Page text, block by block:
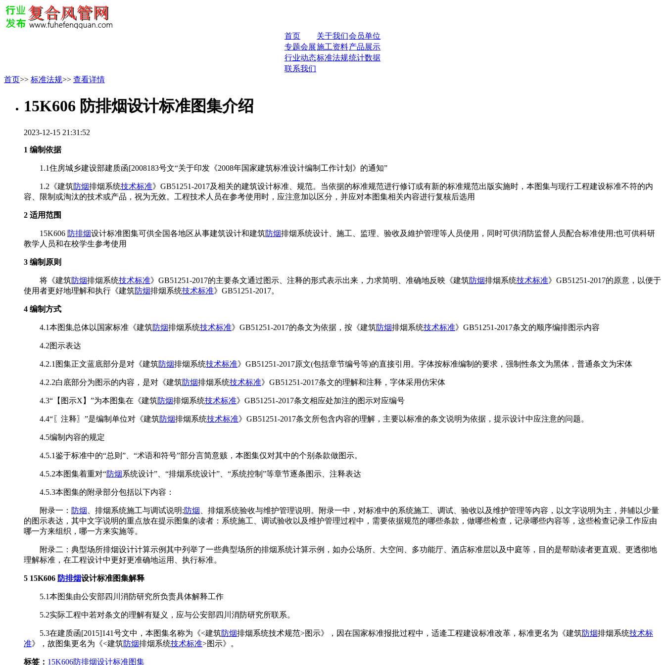
首页 关于我们会员单位
专题会展施工资料产品展示
行业动态标准法规统计数据
联系我们
首页>> 标准法规>> 查看详情
15K606 防排烟设计标准图集介绍
2023-12-15 21:31:52
1 编制依据
1.1住房城乡建设部建质函[2008183号文“关于印发《2008年国家建筑标准设计编制工作计划》的通知”
1.2《建筑防烟排烟系统技术标准》GB51251-2017及相关的建筑设计标准、规范。当依据的标准规范进行修订或有新的标准规范出版实施时，本图集与现行工程建设标准不符的内
容、限制或淘汰的技术或产品，祝为无效。工程技术人员在参考使用时，应注意加以区分，并应对本图集相关内容进行复核后选用
2 适用范围
15K606 防排烟设计标准图集可供全国各地区从事建筑设计和建筑防烟排烟系统设计、施工、监理、验收及維护管理等人员使用，同时可供消防监督人员配合标准使用;也可供科研
教学人员和在校学生参考使用
3 编制原则
将《建筑防烟排烟系统技术标准》GB51251-2017的主要条文通过图示、注释的形式表示出来，力求简明、准确地反映《建筑防烟排烟系统技术标准》GB51251-2017的原意，以便于
使用者更好地理解和执行《建筑防烟排烟系统技术标准》GB51251-2017。
4 编制方式
4.1本图集总体以国家标准《建筑防烟排烟系统技术标准》GB51251-2017的条文为依据，按《建筑防烟排烟系统技术标准》GB51251-2017条文的顺序编排图示内容
4.2图示表达
4.2.1图集正文蓝底部分是对《建筑防烟排烟系统技术标准》GB51251-2017原文(包括章节编号等)的直接引用。字体按标准编制的要求，强制性条文为黑体，普通条文为宋体
4.2.2白底部分为图示的内容，是对《建筑防烟排烟系统技术标准》GB51251-2017条文的理解和注释，字体采用仿宋体
4.3“【图示X】”为本图集在《建筑防烟排烟系统技术标准》GB51251-2017条文相应处加注的图示对应编号
4.4“〖注释〗”是编制单位对《建筑防烟排烟系统技术标准》GB51251-2017条文所包含内容的理解，主要以标准的条文说明为依据，提示设计中应注意的问题。
4.5编制内容的规定
4.5.1鉴于标准中的“总则”、“术语和符号”部分言简意赅，本图集仅对其中的个别条款做图示。
4.5.2本图集着重对“防烟系统设计”、“排烟系统设计”、“系统控制”等章节逐条图示、注释表达
4.5.3本图集的附录部分包括以下内容：
附录一： 防烟 、排烟系统施工与调试说明;防烟 、排烟系统验收与维护管理说明。附录一中，对标准中的系统施工、调试、验收以及维护管理等内容，以文字说明为主，并辅以少量
的图示表达，其中文字说明的重点放在提示图集的读者：系统施工、调试验收以及维护管理过程中，需要依据规范的哪些条款，做哪些检查，记录哪些内容等，这些检查记录工作应由
哪一方来组织，哪一方来实施等。
附录二：典型场所排烟设计计算示例其中列举了一些典型场所的排烟系统计算示例，如办公场所、大空间、多功能厅、酒店标准层以及中庭等，目的是帮助读者更直观、更透彻地
理解标准，在工程设计中更好更准确地运用、执行标准。
5 15K606 防排烟设计标准图集解释
5.1本图集由公安部四川消防研究所负责具体解释工作
5.2实际工程中若对条文的理解有疑义，应与公安部四川消防研究所联系。
5.3在建质函[2015]141号文中，本图集名称为《<建筑防烟排烟系统技术规范>图示》，因在国家标准报批过程中，适逄工程建设标准改革，标准更名为《建筑防烟排烟系统技术标
准》，故图集更名为《<建筑防烟排烟系统技术标准>图示》。
标签： 15K606防排烟设计标准图集